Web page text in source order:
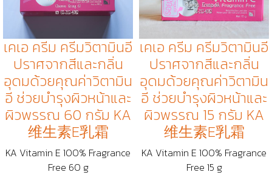
เคเอ ครีม ครีมวิตามินอี
ปราศจากสีและกลิ่น
อุดมด้วยคุณค่าวิตามิน
อี ช่วยบำรุงผิวหน้าและ
ผิวพรรณ 60 กรัม KA
维生素E乳霜
KA Vitamin E 100% Fragrance
Free 60 g
เคเอ ครีม ครีมวิตามินอี
ปราศจากสีและกลิ่น
อุดมด้วยคุณค่าวิตามิน
อี ช่วยบำรุงผิวหน้าและ
ผิวพรรณ 15 กรัม KA
维生素E乳霜
KA Vitamin E 100% Fragrance
Free 15 g